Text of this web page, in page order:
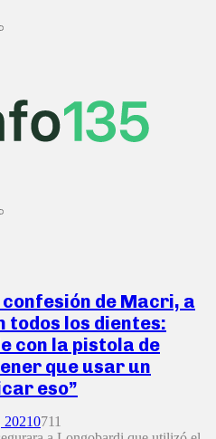
de Macri, a
todos los dientes:
con la pistola de
que usar un
eso”
0711